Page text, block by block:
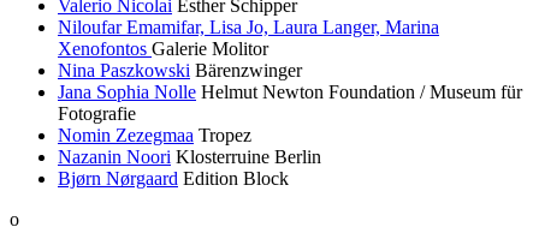
Valerio Nicolai Esther Schipper
Niloufar Emamifar, Lisa Jo, Laura Langer, Marina
Xenofontos Galerie Molitor
Nina Paszkowski Bärenzwinger
Jana Sophia Nolle Helmut Newton Foundation / Museum für
Fotografie
Nomin Zezegmaa Tropez
Nazanin Noori Klosterruine Berlin
Bjørn Nørgaard Edition Block
o